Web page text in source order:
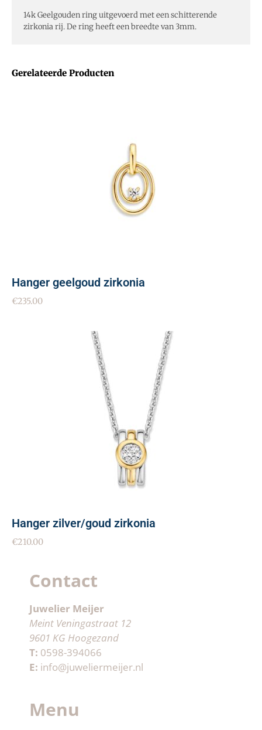
Gerelateerde Producten
Hanger geelgoud zirkonia
€235.00
Hanger zilver/goud zirkonia
€210.00
14k Geelgouden ring uitgevoerd met een schitterende
zirkonia rij. De ring heeft een breedte van 3mm.
Contact
Juwelier Meijer
Meint Veningastraat 12
9601 KG Hoogezand
T: 0598-394066
E: info@juweliermeijer.nl
Menu